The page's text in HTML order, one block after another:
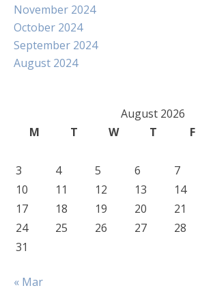
November 2024
October 2024
September 2024
August 2024
August 2026
M
T W T F
3
4 5 6 7
10
11 12 13 14
17
18 19 20 21
24
25 26 27 28
31
« Mar